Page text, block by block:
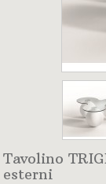
Tavolino
esterni